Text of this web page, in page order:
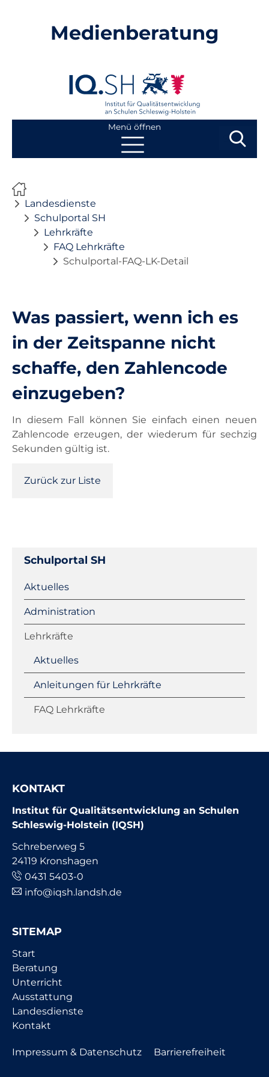
Medienberatung
Menü öffnen
Beratung
Fortbildung
Ausstattung
Landesdienste
Landesdienste
Schulportal SH
Lehrkräfte
FAQ Lehrkräfte
Schulportal-FAQ-LK-Detail
Was passiert, wenn ich es
in der Zeitspanne nicht
schaffe, den Zahlencode
einzugeben?
In diesem Fall können Sie einfach einen neuen
Zahlencode erzeugen, der wiederum für sechzig
Sekunden gültig ist.
Zurück zur Liste
Schulportal SH
Navigation
Aktuelles
Administration
Lehrkräfte
Aktuelles
Anleitungen für Lehrkräfte
FAQ Lehrkräfte
KONTAKT
Institut für Qualitätsentwicklung an Schulen
Schleswig-Holstein (IQSH)
Schreberweg 5
24119 Kronshagen
0431 5403-0
info@iqsh.landsh.de
SITEMAP
Navigation
überspringen
Start
Beratung
Unterricht
Ausstattung
Landesdienste
Kontakt
Navigation
Impressum & Datenschutz Barrierefreiheit